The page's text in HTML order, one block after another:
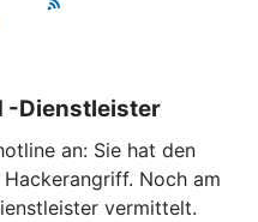
-Dienstleister
an: Sie hat den
Noch am
vermittelt.